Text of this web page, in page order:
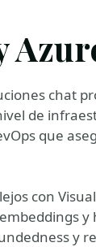
chat
de
que
con
y
y